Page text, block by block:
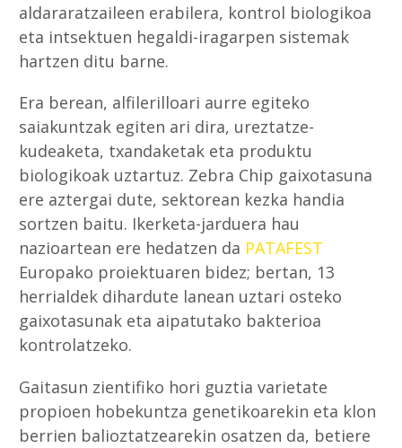
aldararatzaileen erabilera, kontrol biologikoa
eta intsektuen hegaldi-iragarpen sistemak
hartzen ditu barne.
Era berean, alfilerilloari aurre egiteko
saiakuntzak egiten ari dira, ureztatze-
kudeaketa, txandaketak eta produktu
biologikoak uztartuz. Zebra Chip gaixotasuna
ere aztergai dute, sektorean kezka handia
sortzen baitu. Ikerketa-jarduera hau
nazioartean ere hedatzen da PATAFEST
Europako proiektuaren bidez; bertan, 13
herrialdek dihardute lanean uztari osteko
gaixotasunak eta aipatutako bakterioa
kontrolatzeko.
Gaitasun zientifiko hori guztia varietate
propioen hobekuntza genetikoarekin eta klon
berrien balioztatzearekin osatzen da, betiere